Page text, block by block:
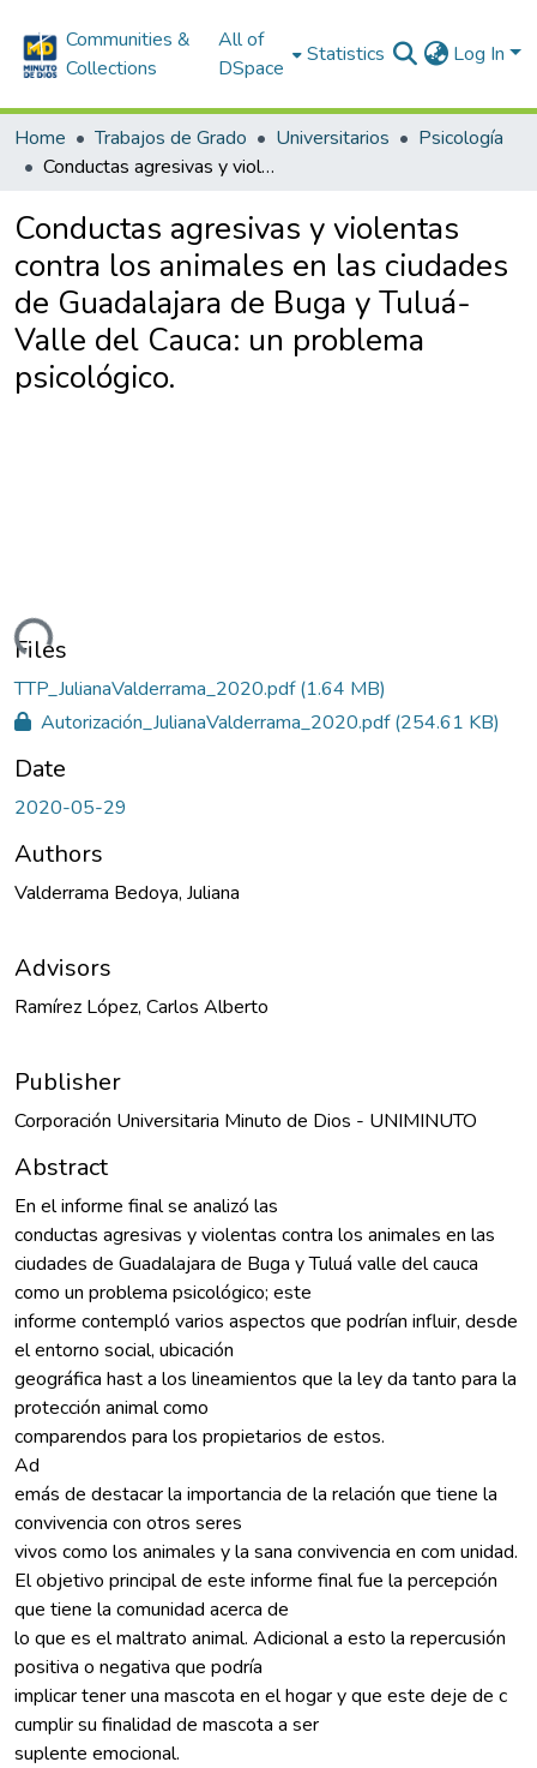
Communities &
Collections
All of
DSpace
Statistics Log In
Home Trabajos de Grado Universitarios
Psicología
Conductas agresivas y violentas contra los animales en las ciudades de Guadalajara de Buga y Tuluá- Valle del Cauca: un problema psicológico.
Conductas agresivas y violentas
contra los animales en las ciudades
de Guadalajara de Buga y Tuluá-
Valle del Cauca: un problema
psicológico.
Files
TTP_JulianaValderrama_2020.pdf(1.64 MB)
Autorización_JulianaValderrama_2020.pdf(254.61 KB)
Date
2020-05-29
Authors
Valderrama Bedoya, Juliana
Advisors
Ramírez López, Carlos Alberto
Publisher
Corporación Universitaria Minuto de Dios - UNIMINUTO
Abstract
En el informe final se analizó las
conductas agresivas y violentas contra los animales en las
ciudades de Guadalajara de Buga y Tuluá valle del cauca
como un problema psicológico; este
informe contempló varios aspectos que podrían influir, desde
el entorno social, ubicación
geográfica hast a los lineamientos que la ley da tanto para la
protección animal como
comparendos para los propietarios de estos.
Ad
emás de destacar la importancia de la relación que tiene la
convivencia con otros seres
vivos como los animales y la sana convivencia en com unidad.
El objetivo principal de este informe final fue la percepción
que tiene la comunidad acerca de
lo que es el maltrato animal. Adicional a esto la repercusión
positiva o negativa que podría
implicar tener una mascota en el hogar y que este deje de c
cumplir su finalidad de mascota a ser
suplente emocional.